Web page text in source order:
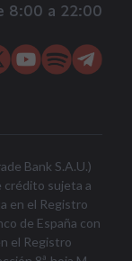
8:00 a 22:00
Bank S.A.U.)
crédito sujeta a
en el Registro
de España con
el Registro